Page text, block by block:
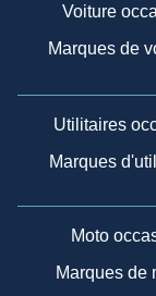
Voiture
Marques de
Utilitaires
Marques
Moto
Marques de